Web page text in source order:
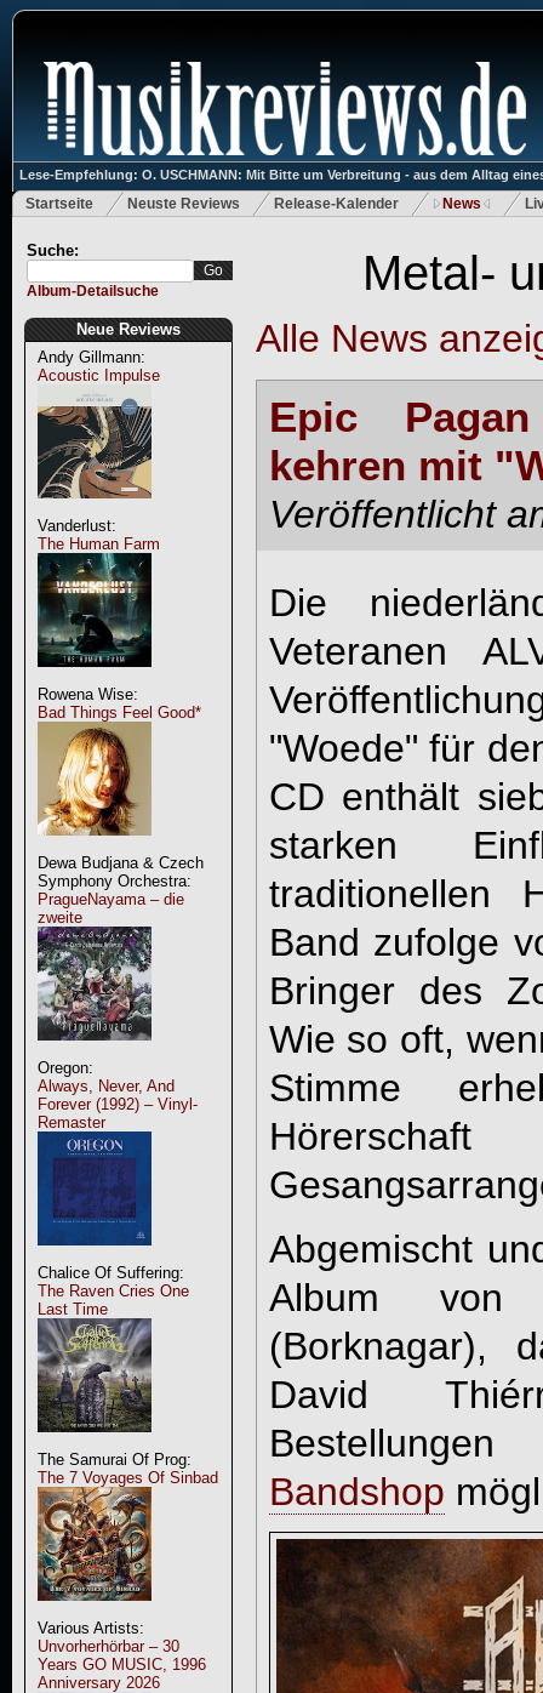
Lese-Empfehlung: O. USCHMANN: Mit Bitte um Verbreitung - aus dem Alltag
Startseite Neuste Reviews Release-Kalender News
Suche:
Album-Detailsuche
Neue Reviews
Andy Gillmann:
Acoustic Impulse
Vanderlust:
The Human Farm
Rowena Wise:
Bad Things Feel Good*
Dewa Budjana & Czech
Symphony Orchestra:
PragueNayama – die
zweite
Oregon:
Always, Never, And
Forever (1992) – Vinyl-
Remaster
Chalice Of Suffering:
The Raven Cries One
Last Time
The Samurai Of Prog:
The 7 Voyages Of Sinbad
Various Artists:
Unvorherhörbar – 30
Years GO MUSIC, 1996
Anniversary 2026
Metal-
Alle News
Epic
kehren mit
Veröffentlicht
Die
Veteranen
"Woede" für
CD enthält
starken
traditionellen
Band zufolge
Bringer des
Wie so oft,
Stimme
Abgemischt
Album
(Borknagar),
David
Bandshop